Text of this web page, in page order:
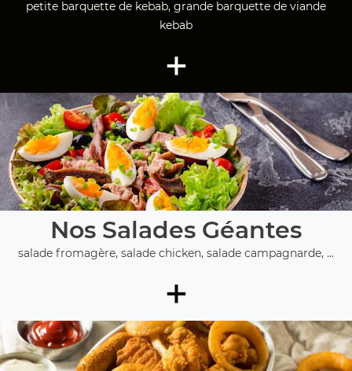
petite barquette de kebab, grande barquette de viande
kebab
+
Nos Salades Géantes
salade fromagère, salade chicken, salade campagnarde, ...
+